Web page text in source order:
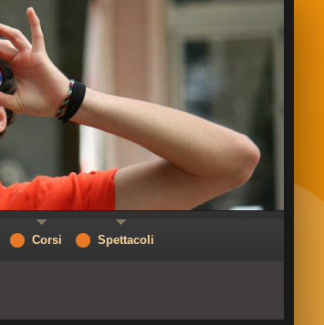
Corsi Spettacoli